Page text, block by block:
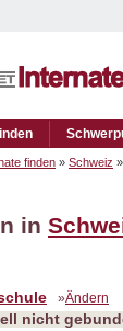
finden » Schweiz »
in
»Ändern
nicht